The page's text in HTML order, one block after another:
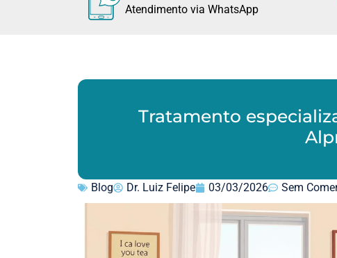
Atendimento via WhatsApp
Tratamento
Blog Dr. Luiz Felipe 03/03/2026 Sem